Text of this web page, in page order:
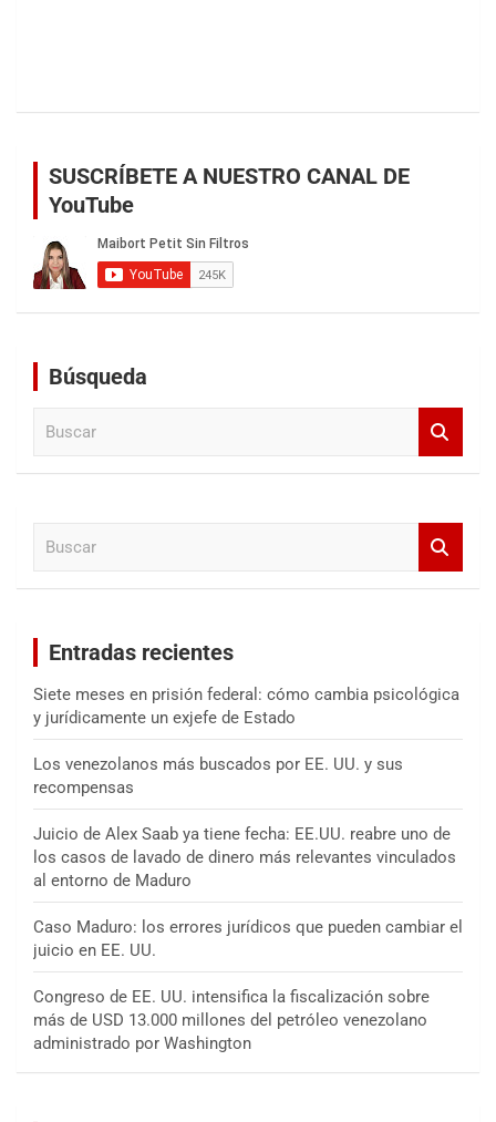
SUSCRÍBETE A NUESTRO CANAL DE
YouTube
Búsqueda
Entradas recientes
Siete meses en prisión federal: cómo cambia psicológica
y jurídicamente un exjefe de Estado
Los venezolanos más buscados por EE. UU. y sus
recompensas
Juicio de Alex Saab ya tiene fecha: EE.UU. reabre uno de
los casos de lavado de dinero más relevantes vinculados
al entorno de Maduro
Caso Maduro: los errores jurídicos que pueden cambiar el
juicio en EE. UU.
Congreso de EE. UU. intensifica la fiscalización sobre
más de USD 13.000 millones del petróleo venezolano
administrado por Washington